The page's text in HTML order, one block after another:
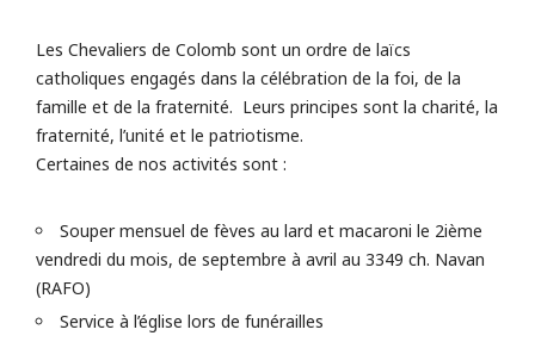
Les Chevaliers de Colomb sont un ordre de laïcs
catholiques engagés dans la célébration de la foi, de la
famille et de la fraternité. Leurs principes sont la charité, la
fraternité, l’unité et le patriotisme.
Certaines de nos activités sont :
Souper mensuel de fèves au lard et macaroni le 2ième
vendredi du mois, de septembre à avril au 3349 ch. Navan
(RAFO)
Service à l’église lors de funérailles